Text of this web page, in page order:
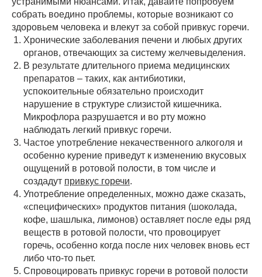
собрать воедино проблемы, которые возникают со
здоровьем человека и влекут за собой привкус горечи.
Хронические заболевания печени и любых других
органов, отвечающих за систему желчевыделения.
В результате длительного приема медицинских
препаратов – таких, как антибиотики,
успокоительные обязательно происходит
нарушение в структуре слизистой кишечника.
Микрофлора разрушается и во рту можно
наблюдать легкий привкус горечи.
Частое употребление некачественного алкоголя и
особенно курение приведут к изменению вкусовых
ощущений в ротовой полости, в том числе и
создадут привкус горечи.
Употребление определенных, можно даже сказать,
«специфических» продуктов питания (шоколада,
кофе, шашлыка, лимонов) оставляет после еды ряд
веществ в ротовой полости, что провоцирует
горечь, особенно когда после них человек вновь ест
либо что-то пьет.
Спровоцировать привкус горечи в ротовой полости